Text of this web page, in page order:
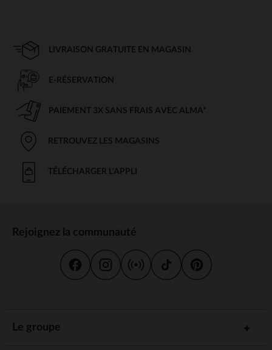
LIVRAISON GRATUITE EN MAGASIN
E-RÉSERVATION
PAIEMENT 3X SANS FRAIS AVEC ALMA*
RETROUVEZ LES MAGASINS
TÉLÉCHARGER L'APPLI
Rejoignez la communauté
Le groupe